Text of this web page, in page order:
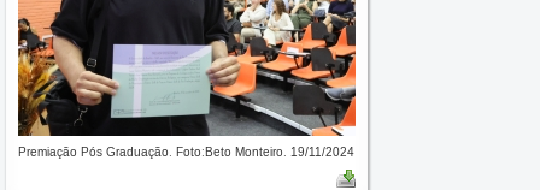
Premiação Pós Graduação. Foto:Beto Monteiro. 19/11/2024